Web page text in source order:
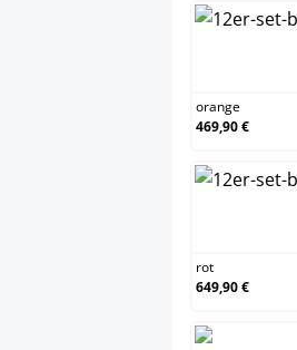
orange
469,90 €
rot
649,90 €